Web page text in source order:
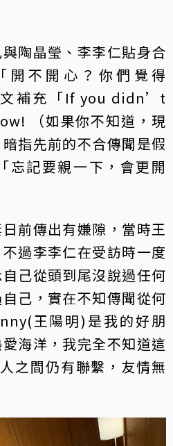
陶晶瑩、李李仁貼身合
開不開心？你們覺得
補充「If you didn’t
（如果你不知道，現
指先前的不合傳聞是假
忘記要親一下，會更開
前傳出有嫌隙，當時王
過李李仁在受訪時一度
己從頭到尾沒說過任何
己，實在不知傳聞從何
王陽明)是我的好朋
海洋，我完全不知道這
之間仍有聯繫，友情無